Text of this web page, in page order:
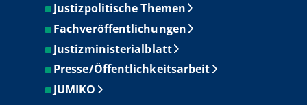
Justizpolitische Themen
Fachveröffentlichungen
Justizministerialblatt
Presse/Öffentlichkeitsarbeit
JUMIKO